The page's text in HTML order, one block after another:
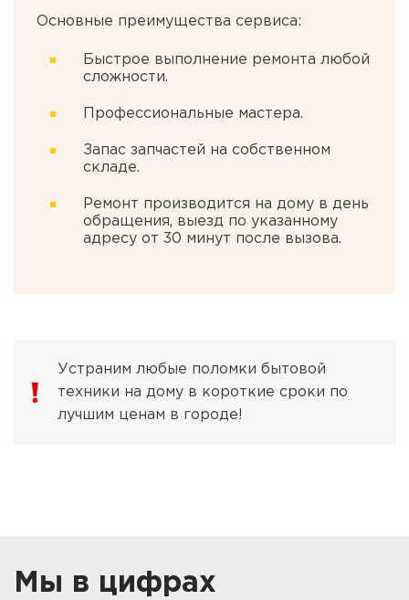
Основные преимущества сервиса:
Быстрое выполнение ремонта любой
сложности.
Профессиональные мастера.
Запас запчастей на собственном
складе.
Ремонт производится на дому в день
обращения, выезд по указанному
адресу от 30 минут после вызова.
Устраним любые поломки бытовой
техники на дому в короткие сроки по
лучшим ценам в городе!
Мы в цифрах